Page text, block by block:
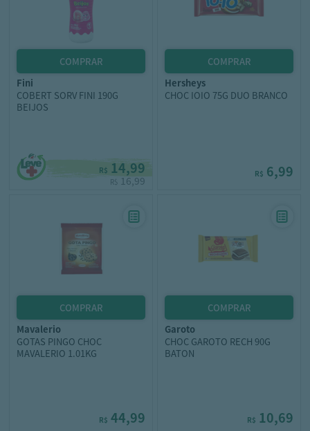
fini
COBERT SORV FINI 190G
BEIJOS
R$ 14,99
R$ 16,99
hersheys
CHOC IOIO 75G DUO BRANCO
R$ 6,99
mavalerio
GOTAS PINGO CHOC
MAVALERIO 1.01KG
R$ 44,99
garoto
CHOC GAROTO RECH 90G
BATON
R$ 10,69